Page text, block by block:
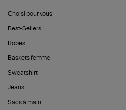
Choisi pour vous
Best-Sellers
Robes
Baskets femme
Sweatshirt
Jeans
Sacs à main